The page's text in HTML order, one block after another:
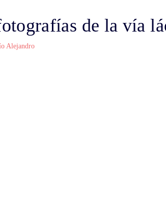
de la vía
Alejandro